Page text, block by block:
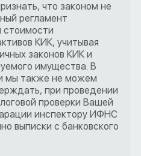
что законом не
регламент
КИК, учитывая
законов КИК и
имущества. В
мы также не можем
при проведении
проверки Вашей
инспектору ИФНС
выписки с банковского